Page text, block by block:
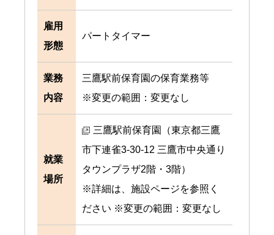
雇用
形態
パートタイマー
業務
内容
三鷹駅前保育園の保育業務等
※変更の範囲：変更なし
就業
場所
三鷹駅前保育園（東京都三鷹
市下連雀3-30-12 三鷹市中央通り
タウンプラザ2階・3階）
※詳細は、施設ページを参照く
ださい ※変更の範囲：変更なし